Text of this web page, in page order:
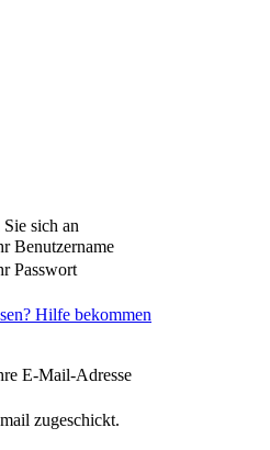
sich an
Benutzername
Passwort
Hilfe bekommen
E-Mail-Adresse
zugeschickt.